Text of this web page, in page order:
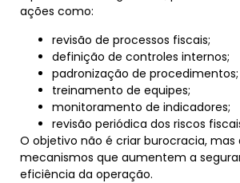
ações como:
revisão de processos fiscais;
definição de controles internos;
padronização de procedimentos;
treinamento de equipes;
monitoramento de indicadores;
revisão periódica dos riscos
O objetivo não é criar burocracia, mas
mecanismos que aumentem a
eficiência da operação.